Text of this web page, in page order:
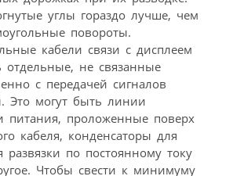
углы гораздо лучше, чем
повороты.
кабели связи с дисплеем
отдельные, не связанные
с передачей сигналов
Это могут быть линии
питания, проложенные поверх
кабеля, конденсаторы для
развязки по постоянному току
Чтобы свести к минимуму